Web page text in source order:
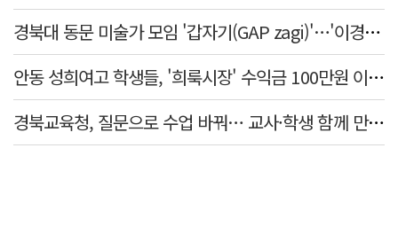
경북대 동문 미술가 모임 '갑자기(GAP zagi)'…'이경(移境):경계를 넘어, 경계너머' 전시
안동 성희여고 학생들, '희룩시장' 수익금 100만원 이웃돕기 성금으로
경북교육청, 질문으로 수업 바꿔… 교사·학생 함께 만든 '미래교실'